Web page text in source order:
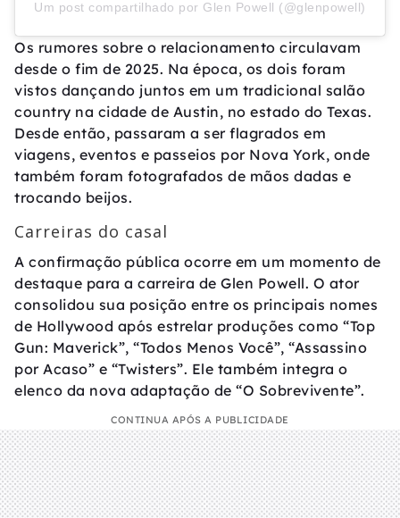
Um post compartilhado por Glen Powell (@glenpowell)
Os rumores sobre o relacionamento circulavam
desde o fim de 2025. Na época, os dois foram
vistos dançando juntos em um tradicional salão
country na cidade de Austin, no estado do Texas.
Desde então, passaram a ser flagrados em
viagens, eventos e passeios por Nova York, onde
também foram fotografados de mãos dadas e
trocando beijos.
Carreiras do casal
A confirmação pública ocorre em um momento de
destaque para a carreira de Glen Powell. O ator
consolidou sua posição entre os principais nomes
de Hollywood após estrelar produções como “Top
Gun: Maverick”, “Todos Menos Você”, “Assassino
por Acaso” e “Twisters”. Ele também integra o
elenco da nova adaptação de “O Sobrevivente”.
CONTINUA APÓS A PUBLICIDADE